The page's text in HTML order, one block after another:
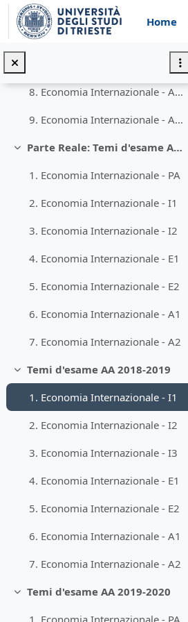
Vai al contenuto principale
Home
7. Economia Internazionale - E3.pdf
8. Economia Internazionale - A1.pdf
9. Economia Internazionale - A2.pdf
Minimizza
Parte Reale: Temi d'esame AA 2017-2018
1. Economia Internazionale - PA
2. Economia Internazionale - I1
3. Economia Internazionale - I2
4. Economia Internazionale - E1
5. Economia Internazionale - E2
6. Economia Internazionale - A1
7. Economia Internazionale - A2
Minimizza
Temi d'esame AA 2018-2019
1. Economia Internazionale - I1
2. Economia Internazionale - I2
3. Economia Internazionale - I3
4. Economia Internazionale - E1
5. Economia Internazionale - E2
6. Economia Internazionale - A1
7. Economia Internazionale - A2
Minimizza
Temi d'esame AA 2019-2020